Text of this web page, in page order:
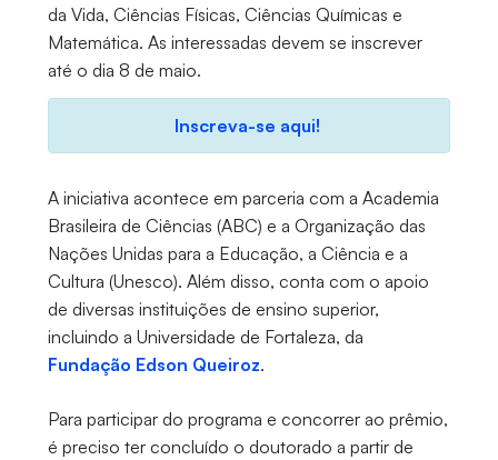
da Vida, Ciências Físicas, Ciências Químicas e
Matemática. As interessadas devem se inscrever
até o dia 8 de maio.
Inscreva-se aqui!
A iniciativa acontece em parceria com a Academia
Brasileira de Ciências (ABC) e a Organização das
Nações Unidas para a Educação, a Ciência e a
Cultura (Unesco). Além disso, conta com o apoio
de diversas instituições de ensino superior,
incluindo a Universidade de Fortaleza, da
Fundação Edson Queiroz.
Para participar do programa e concorrer ao prêmio,
é preciso ter concluído o doutorado a partir de